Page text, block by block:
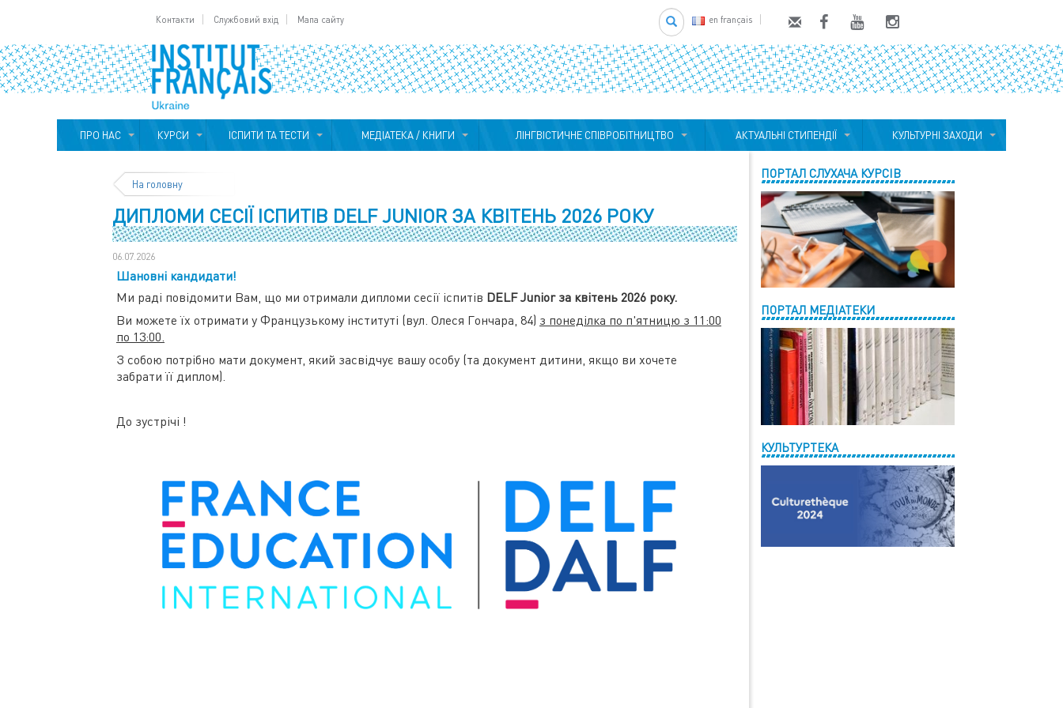
Контакти Службовий вхід Мапа сайту en français
Search
ПРО НАС КУРСИ ІСПИТИ ТА ТЕСТИ МЕДІАТЕКА / КНИГИ ЛІНГВІСТИЧНЕ СПІВРОБІТНИЦТВО АКТУАЛЬНІ СТИПЕНДІЇ КУЛЬТУРНІ ЗАХОДИ
На головну
ДИПЛОМИ СЕСІЇ ІСПИТІВ DELF JUNIOR ЗА КВІТЕНЬ 2026 РОКУ
06.07.2026
Шановні кандидати!
Ми раді повідомити Вам, що ми отримали дипломи сесії іспитів DELF Junior за квітень 2026 року.
Ви можете їх отримати у Французькому інституті (вул. Олеся Гончара, 84) з понеділка по п'ятницю з 11:00
по 13:00.
З собою потрібно мати документ, який засвідчує вашу особу (та документ дитини, якщо ви хочете
забрати її диплом).
До зустрічі !
ПОРТАЛ СЛУХАЧА КУРСІВ
ПОРТАЛ МЕДІАТЕКИ
КУЛЬТУРТЕКА